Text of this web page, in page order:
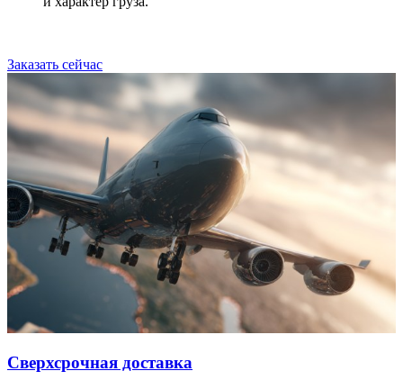
Заказать сейчас
Сверхсрочная доставка